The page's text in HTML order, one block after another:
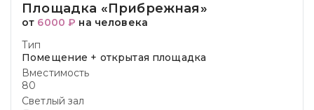
Площадка «Прибрежная»
от 6000 ₽ на человека
Тип
Помещение + открытая площадка
Вместимость
80
Светлый зал